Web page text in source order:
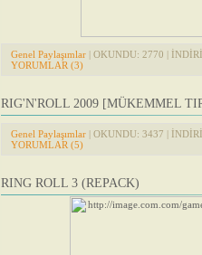
Genel Paylaşımlar | OKUNDU: 2770 |
YORUMLAR (3)
RIG'N'ROLL 2009 [MÜKEMMEL
Genel Paylaşımlar | OKUNDU: 3437 |
YORUMLAR (5)
RING ROLL 3 (REPACK)